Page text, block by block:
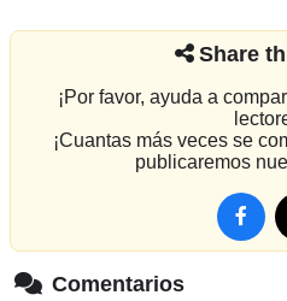
Share
¡Por favor, ayuda a
¡Cuantas más veces se
publicaremos
Comentarios